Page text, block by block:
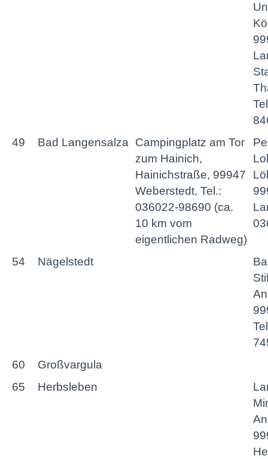
49
Bad Langensalza Campingplatz am Tor
zum Hainich,
Hainichstraße, 99947
Weberstedt, Tel.:
036022-98690 (ca.
10 km vom
eigentlichen Radweg)
54 Nägelstedt
60
Großvargula
65
Herbsleben